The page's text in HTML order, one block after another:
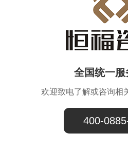
全国统一服
欢迎致电了解或咨询相
400-